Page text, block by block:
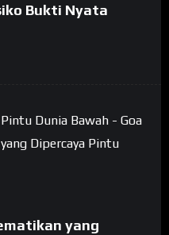
Bukti Nyata
yang